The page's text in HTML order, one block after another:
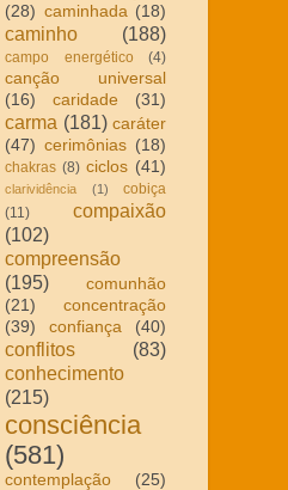
(28) caminhada (18)
caminho (188)
campo energético (4)
canção universal
(16)
caridade (31)
carma (181) caráter
(47) cerimônias (18)
chakras (8) ciclos (41)
clarividência (1)
cobiça
(11)
compaixão
(102)
compreensão
(195)
comunhão
(21)
concentração
(39)
confiança (40)
conflitos
(83)
conhecimento
(215)
consciência
(581)
contemplação
(25)